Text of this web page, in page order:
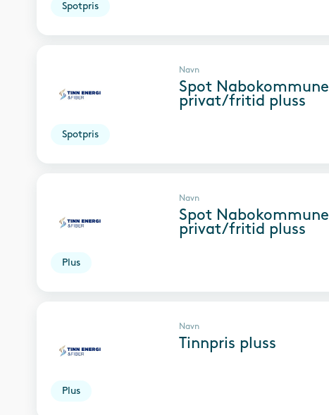
Spotpris
Spotpris
Navn
Spot Nabokommune
privat/fritid pluss
Plus
Navn
Spot Nabokommune
privat/fritid pluss
Plus
Navn
Tinnpris pluss